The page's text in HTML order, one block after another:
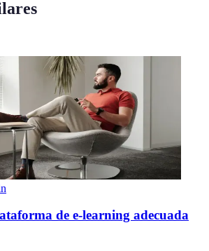
de e-learning adecuada